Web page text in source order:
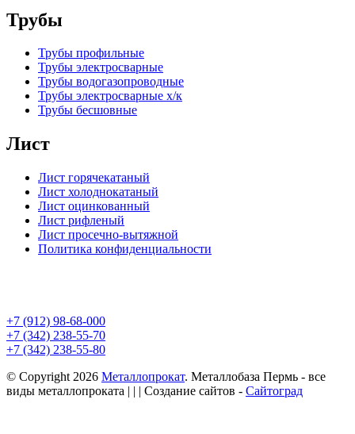
Трубы
Трубы профильные
Трубы электросварные
Трубы водогазопроводные
Трубы электросварные х/к
Трубы бесшовные
Лист
Лист горячекатаный
Лист холоднокатаный
Лист оцинкованный
Лист рифленый
Лист просечно-вытяжной
Политика конфиденциальности
+7 (912) 98-68-000
+7 (342) 238-55-70
+7 (342) 238-55-80
© Copyright 2026 Металлопрокат. Металлобаза Пермь - все
виды металлопроката | | | Создание сайтов - Сайтоград